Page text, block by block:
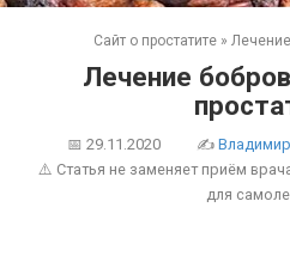
Сайт о простатите » Лечение
Лечение
📅 29.11.2020 ✍
⚠️ Статья не заменяет приём
для